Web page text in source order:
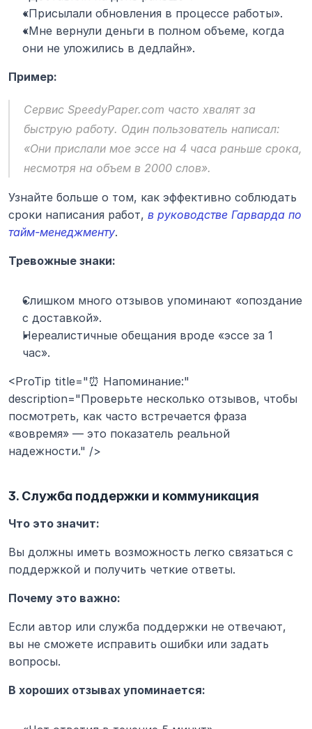
«Присылали обновления в процессе работы».
«Мне вернули деньги в полном объеме, когда
они не уложились в дедлайн».
Пример:
Сервис SpeedyPaper.com часто хвалят за
быструю работу. Один пользователь написал:
«Они прислали мое эссе на 4 часа раньше срока,
несмотря на объем в 2000 слов».
Узнайте больше о том, как эффективно соблюдать
сроки написания работ, в руководстве Гарварда по
тайм-менеджменту.
Тревожные знаки:
Слишком много отзывов упоминают «опоздание
с доставкой».
Нереалистичные обещания вроде «эссе за 1
час».
<ProTip title="⏰ Напоминание:"
description="Проверьте несколько отзывов, чтобы
посмотреть, как часто встречается фраза
«вовремя» — это показатель реальной
надежности." />
3. Служба поддержки и коммуникация
Что это значит:
Вы должны иметь возможность легко связаться с
поддержкой и получить четкие ответы.
Почему это важно:
Если автор или служба поддержки не отвечают,
вы не сможете исправить ошибки или задать
вопросы.
В хороших отзывах упоминается: